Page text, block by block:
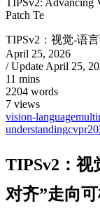
Patch Te
TIPSv2：视觉-语
April 25, 2026
/ Update April 25,
11 mins
2204 words
7 views
vision-language
understanding
TIPSv2：视
对齐”走向